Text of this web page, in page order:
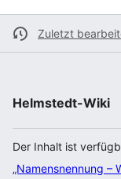
Zuletzt
Helmstedt-Wiki
Der Inhalt ist
„Namensnennung –